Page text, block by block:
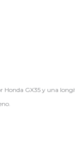
GX35 y una